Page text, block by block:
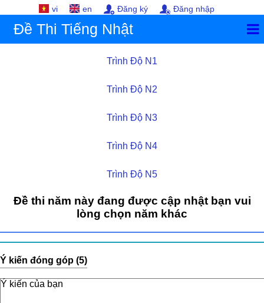
vi en Đăng ký Đăng nhập
Đề Thi Tiếng Nhật
Trình Độ N1
Trình Độ N2
Trình Độ N3
Trình Độ N4
Trình Độ N5
Đề thi năm này đang được cập nhật bạn vui
lòng chọn năm khác
Ý kiến đóng góp (5)